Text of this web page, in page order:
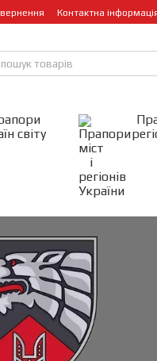
Контактна
світу